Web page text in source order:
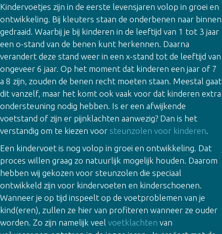
Kindervoetjes zijn in de eerste levensjaren volop in groei en
ontwikkeling. Bij kleuters staan de onderbenen naar binnen
gedraaid. Waarbij je bij kinderen in de leeftijd van 1 tot 3 jaar
een o-stand van de benen kunt herkennen. Daarna
verandert deze stand weer in een x-stand tot de leeftijd van
ongeveer 6 jaar. Op het moment dat kinderen een jaar of 7
a 8 zijn, zouden de benen recht moeten staan. Meestal gaat
dit vanzelf, maar het komt ook vaak voor dat kinderen extra
ondersteuning nodig hebben. Is er een afwijkende
voetstand of zijn er pijnklachten aanwezig? Dan is het
verstandig om te kiezen voor steunzolen voor kinderen.
Een kindervoet is nog volop in groei en ontwikkeling. Dat
proces willen graag zo natuurlijk mogelijk houden. Daarom
hebben wij gekozen voor steunzolen die speciaal
ontwikkeld zijn voor kindervoeten en kinderschoenen.
Wanneer je op tijd inspeelt op de voetproblemen van je
kind(eren), zullen ze hier van profiteren wanneer ze ouder
worden. Zo zijn namelijk veel voetklachten van